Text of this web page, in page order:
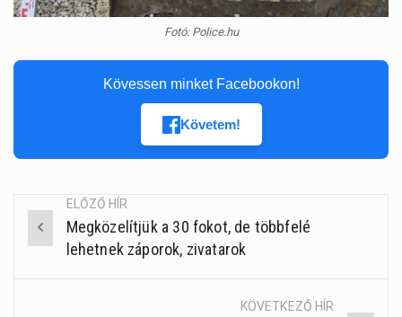
Fotó: Police.hu
Kövessen minket Facebookon!
Követem!
Post
navigation
ELŐZŐ HÍR
Megközelítjük a 30 fokot, de többfelé
lehetnek záporok, zivatarok
KÖVETKEZŐ HÍR